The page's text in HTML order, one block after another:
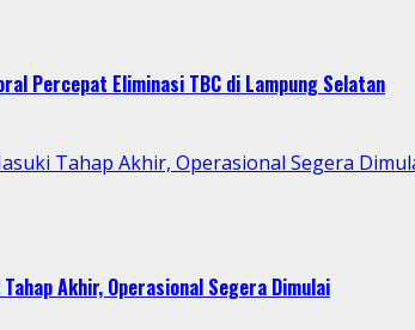
Percepat Eliminasi TBC di Lampung Selatan
Tahap Akhir, Operasional Segera
Akhir, Operasional Segera Dimulai